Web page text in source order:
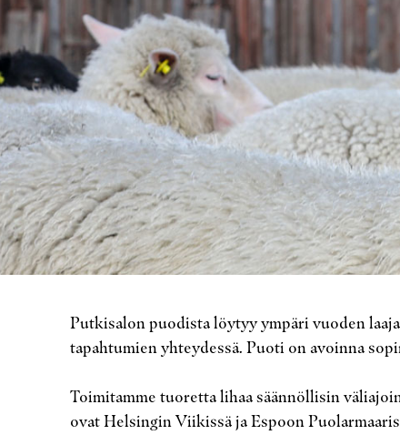
Putkisalon puodista löytyy ympäri vuoden
tapahtumien yhteydessä. Puoti on avoinna
Toimitamme tuoretta lihaa säännöllisin
ovat Helsingin Viikissä ja Espoon